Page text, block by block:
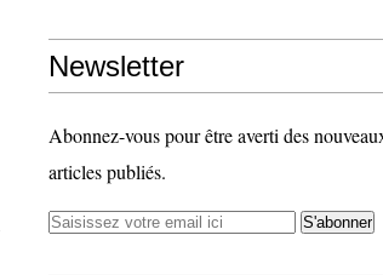
Newsletter
Abonnez-vous pour être averti des
articles publiés.